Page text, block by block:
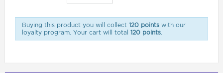
Buying this product you will collect 120 pointswith our
loyalty program. Your cart will total 120 points.